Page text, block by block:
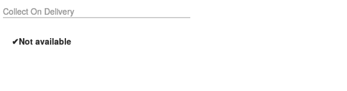
Collect On Delivery
✔Not available